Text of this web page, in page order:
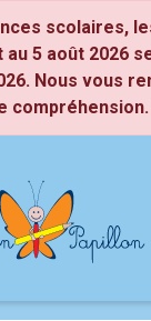
scolaires,
au 5 août 2026
Nous vous
compréhension.